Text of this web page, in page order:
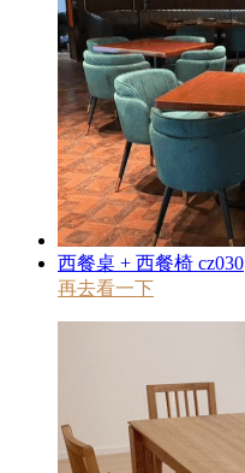
西餐桌 + 西餐椅 cz030
再去看一下